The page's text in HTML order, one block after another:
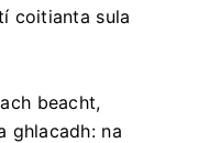
coitianta sula
beacht,
ghlacadh: na